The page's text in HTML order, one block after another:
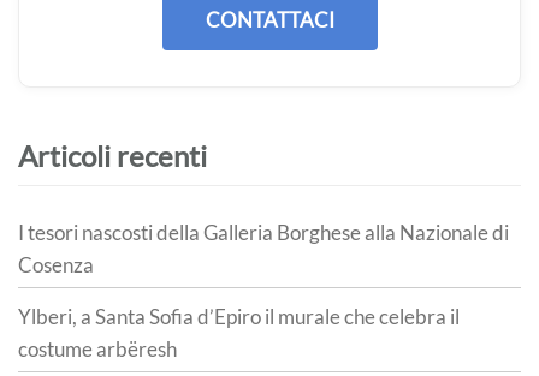
CONTATTACI
Articoli recenti
I tesori nascosti della Galleria Borghese alla Nazionale di
Cosenza
Ylberi, a Santa Sofia d’Epiro il murale che celebra il
costume arbëresh